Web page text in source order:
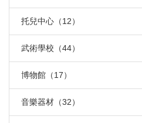
托兒中心（12）
武術學校（44）
博物館（17）
音樂器材（32）